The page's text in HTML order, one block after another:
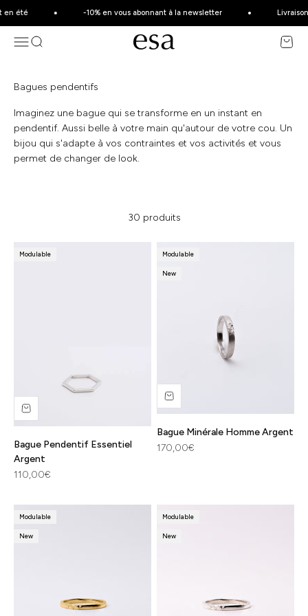
été -10% en vous abonnant à la newsletter
MenuRecherche Esa Joaillerie - Bijoux éthique et made
Panier
Bagues pendentifs
Imaginez une bague qui se transforme en un instant en
pendentif. Aussi belle à votre main qu'autour de votre cou. Un
bijou qui s'adapte à vos contraintes et vos activités et vous
permet de changer de look.
30 produits
Modulable
Bague Pendentif Essentiel
Argent
Prix de vente
110,00€
Modulable
New
Bague Minérale Homme Argent
Prix de vente
170,00€
Modulable
New
en France à
Modulable
New